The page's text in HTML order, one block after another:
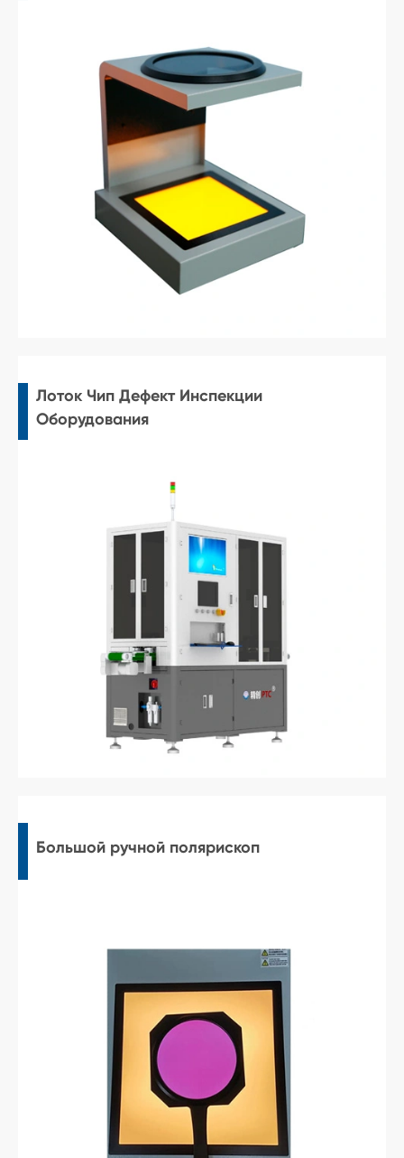
Лоток Чип Дефект Инспекции
Оборудования
Большой ручной полярископ